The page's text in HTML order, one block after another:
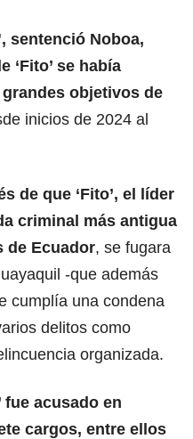
sentenció Noboa,
‘Fito’ se había
objetivos de
inicios de 2024 al
de que ‘Fito’, el líder
criminal más antigua
de Ecuador, se fugara
-que además
cumplía una condena
delitos como
organizada.
fue acusado en
cargos, entre ellos